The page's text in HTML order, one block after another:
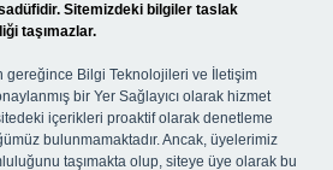
Sitemizdeki bilgiler taslak
taşımazlar.
gereğince Bilgi Teknolojileri ve İletişim
bir Yer Sağlayıcı olarak hizmet
içerikleri proaktif olarak denetleme
bulunmamaktadır. Ancak, üyelerimiz
taşımakta olup, siteye üye olarak bu